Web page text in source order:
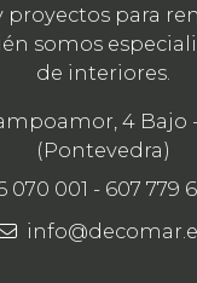
proyectos para
somos
de interiores.
4 Bajo -
(Pontevedra)
070 001 - 607 779